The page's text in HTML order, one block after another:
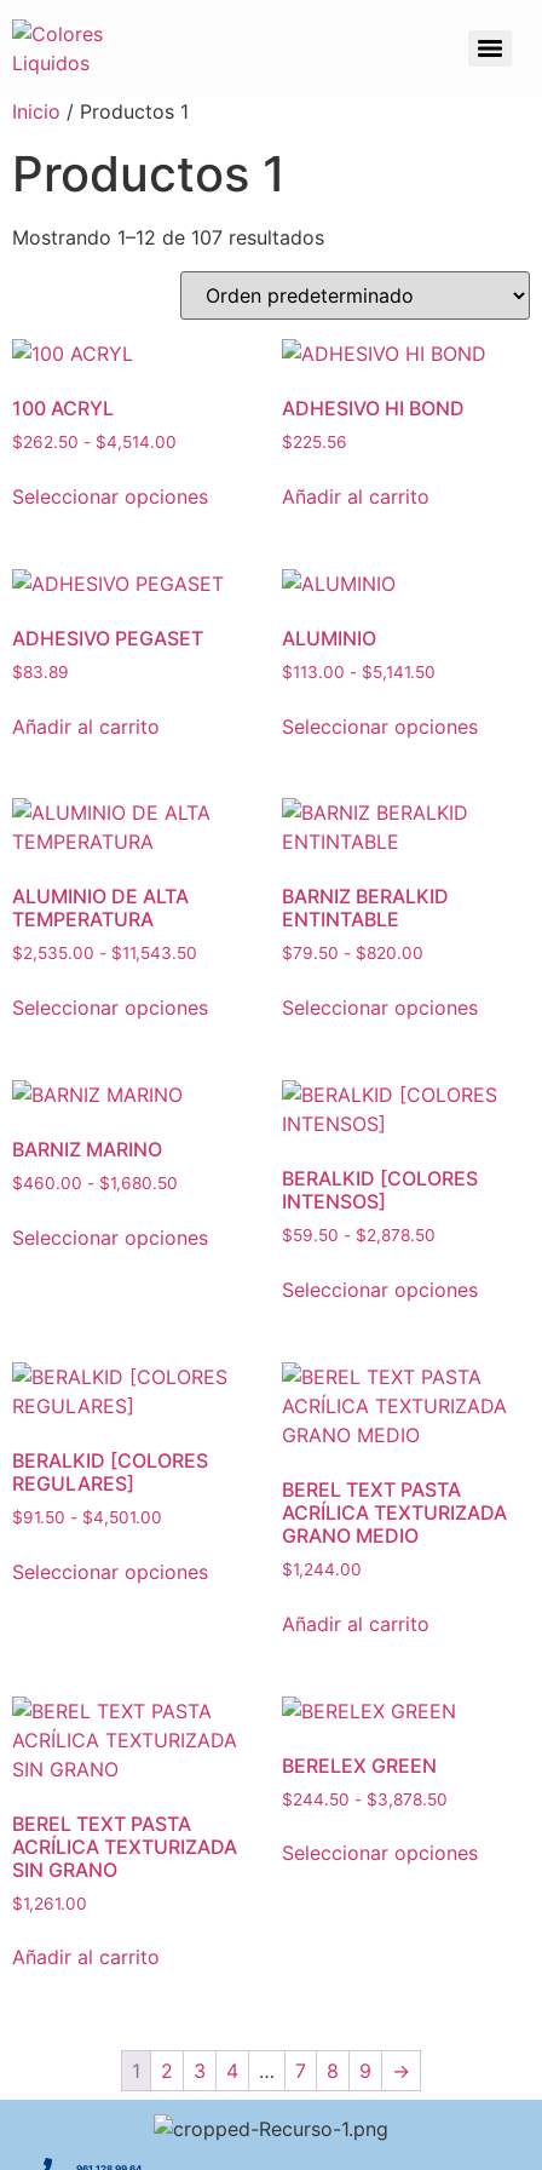
Inicio / Productos 1
Productos 1
Mostrando 1–12 de 107 resultados
100 ACRYL
$262.50 - $4,514.00
Seleccionar opciones
ADHESIVO HI BOND
$225.56
Añadir al carrito
ADHESIVO PEGASET
$83.89
Añadir al carrito
ALUMINIO
$113.00 - $5,141.50
Seleccionar opciones
ALUMINIO DE ALTA
TEMPERATURA
$2,535.00 - $11,543.50
Seleccionar opciones
BARNIZ BERALKID
ENTINTABLE
$79.50 - $820.00
Seleccionar opciones
BARNIZ MARINO
$460.00 - $1,680.50
Seleccionar opciones
BERALKID [COLORES
INTENSOS]
$59.50 - $2,878.50
Seleccionar opciones
BERALKID [COLORES
REGULARES]
$91.50 - $4,501.00
Seleccionar opciones
BEREL TEXT PASTA
ACRÍLICA TEXTURIZADA
GRANO MEDIO
$1,244.00
Añadir al carrito
BEREL TEXT PASTA
ACRÍLICA TEXTURIZADA
SIN GRANO
$1,261.00
Añadir al carrito
BERELEX GREEN
$244.50 - $3,878.50
Seleccionar opciones
1 2 3 4 … 7 8 9 →